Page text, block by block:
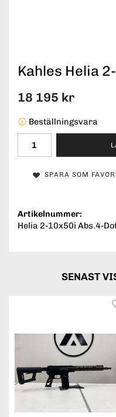
Kahles Helia
18 195 kr
Beställningsvara
SPARA SOM
Artikelnummer:
Helia 2-10x50i Abs.4-
SENAST